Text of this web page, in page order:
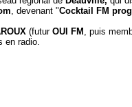
, devenant "Cocktail FM
(futur OUI FM , puis
en radio.